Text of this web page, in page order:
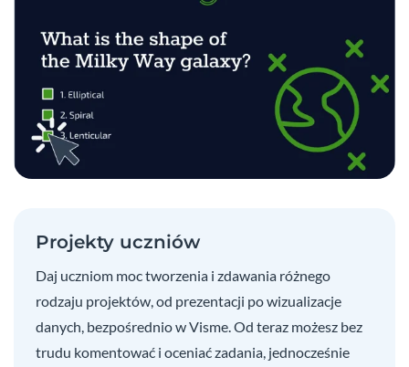
Projekty uczniów
Daj uczniom moc tworzenia i zdawania różnego
rodzaju projektów, od prezentacji po wizualizacje
danych, bezpośrednio w Visme. Od teraz możesz bez
trudu komentować i oceniać zadania, jednocześnie